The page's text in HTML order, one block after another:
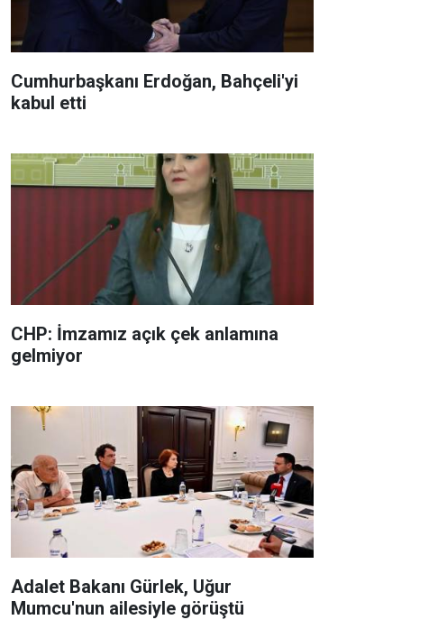
Cumhurbaşkanı Erdoğan, Bahçeli'yi
kabul etti
CHP: İmzamız açık çek anlamına
gelmiyor
Adalet Bakanı Gürlek, Uğur
Mumcu'nun ailesiyle görüştü